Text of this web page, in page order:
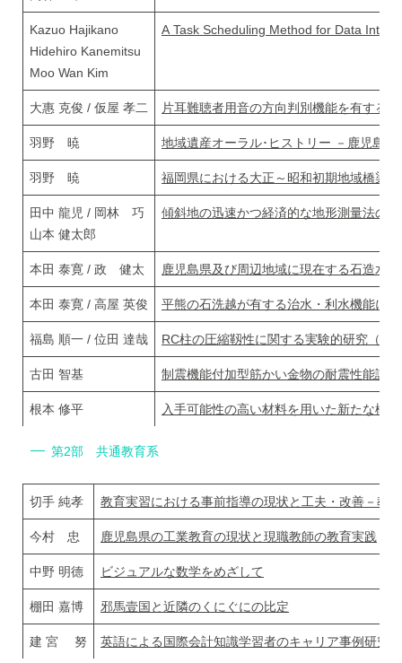
Kazuo Hajikano
Hidehiro Kanemitsu
Moo Wan Kim
A Task Scheduling Method for Data
大惠 克俊 / 仮屋 孝二 片耳難聴者用音の方向判別機能を有する
羽野 暁 地域遺産オーラル･ヒストリー －鹿児島
羽野 暁 福岡県における大正～昭和初期地域橋梁
田中 龍児 / 岡林 巧
山本 健太郎
傾斜地の迅速かつ経済的な地形測量法の
本田 泰寛 / 政 健太 鹿児島県及び周辺地域に現在する石造水
本田 泰寛 / 高屋 英俊 平熊の石洗越が有する治水・利水機能に
福島 順一 / 位田 達哉 RC柱の圧縮靱性に関する実験的研究（そ
古田 智基 制震機能付加型筋かい金物の耐震性能評価
根本 修平 入手可能性の高い材料を用いた新たな構
第2部 共通教育系
切手 純孝 教育実習における事前指導の現状と工夫・改善－教
今村 忠 鹿児島県の工業教育の現状と現職教師の教育実践
中野 明德 ビジュアルな数学をめざして
棚田 嘉博 邪馬壹国と近隣のくにぐにの比定
建 宮 努 英語による国際会計知識学習者のキャリア事例研究